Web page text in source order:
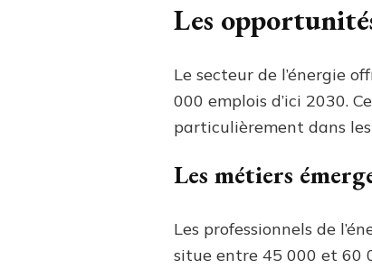
Les
Le secteur de l’énergie
000 emplois d’ici 2030.
particulièrement dans
Les métiers
Les professionnels de
situe entre 45 000 et 60